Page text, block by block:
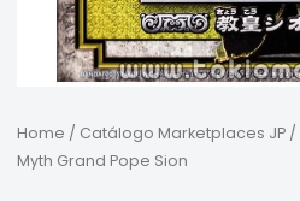
Home / Catálogo Marketplaces JP/
Myth Grand Pope Sion